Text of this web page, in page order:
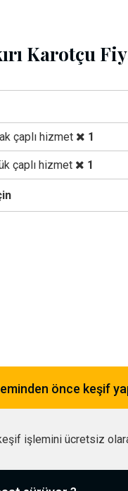
Karotçu
çaplı hizmet 1
çaplı hizmet 1
önce keşif
işlemini ücretsiz